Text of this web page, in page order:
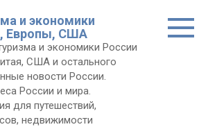
и экономики
Европы, США
и экономики России
США и остального
новости России.
России и мира.
для путешествий,
недвижимости